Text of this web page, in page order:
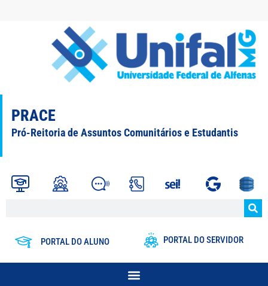
PRACE
Pró-Reitoria de Assuntos Comunitários e Estudantis
PORTAL DO ALUNO PORTAL DO SERVIDOR